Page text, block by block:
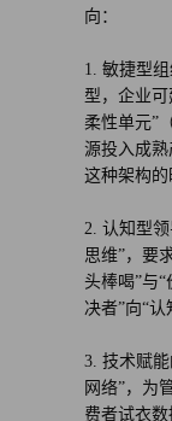
向：
1. 敏捷型
型，企业
柔性单元”
源投入成
这种架构的
2. 认知型
思维”，要
头棒喝”与
决者”向“认
3. 技术赋
网络”，为
费者试衣